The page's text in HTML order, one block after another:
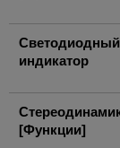
Светодиодный
индикатор
[Функции]